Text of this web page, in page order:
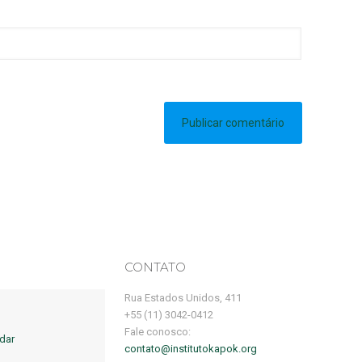
CONTATO
Rua Estados Unidos, 411
+55 (11) 3042-0412
Fale conosco:
contato@institutokapok.org